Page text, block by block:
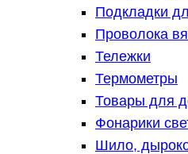
Подкладки
Проволока
Тележки
Термометры
Товары для
Фонарики
Шило,